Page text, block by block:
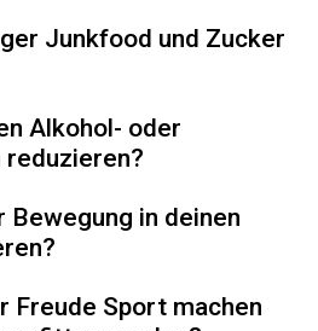
Junkfood und Zucker
Alkohol- oder
reduzieren?
Bewegung in deinen
Freude Sport machen